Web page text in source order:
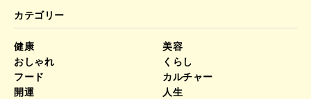
カテゴリー
健康
美容
おしゃれ
くらし
フード
カルチャー
開運
人生